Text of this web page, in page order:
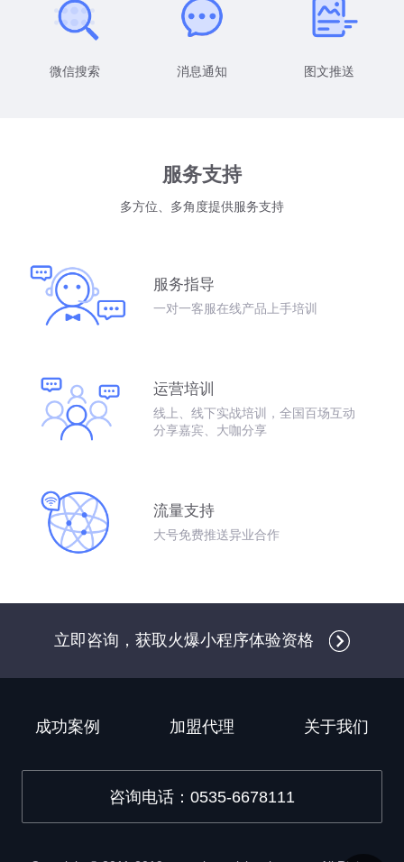
微信搜索 消息通知 图文推送
服务支持
多方位、多角度提供服务支持
服务指导
一对一客服在线产品上手培训
运营培训
线上、线下实战培训，全国百场互动
分享嘉宾、大咖分享
流量支持
大号免费推送异业合作
立即咨询，获取火爆小程序体验资格
成功案例 加盟代理 关于我们
咨询电话：0535-6678111